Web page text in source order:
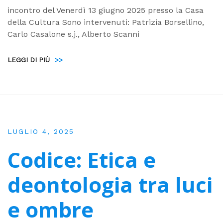
incontro del Venerdì 13 giugno 2025 presso la Casa
della Cultura Sono intervenuti: Patrizia Borsellino,
Carlo Casalone s.j., Alberto Scanni
LEGGI DI PIÙ >>
LUGLIO 4, 2025
Codice: Etica e
deontologia tra luci
e ombre